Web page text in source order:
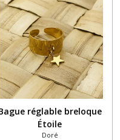
réglable breloque
Étoile
Doré